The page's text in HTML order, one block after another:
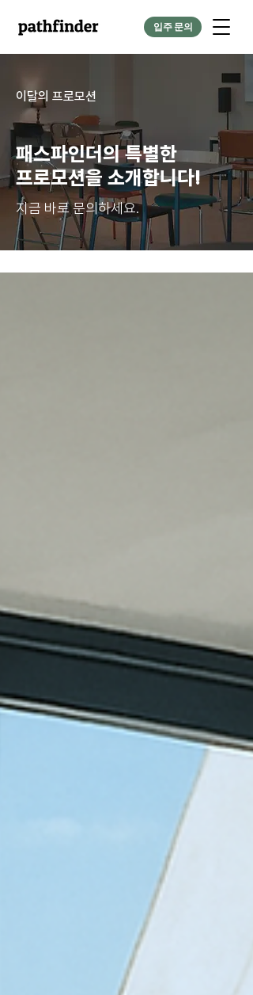
입주 문의
​이달의 프로모션
패스파인더의 특별한
​프로모션을 소개합니다!
지금 바로 문의하세요.